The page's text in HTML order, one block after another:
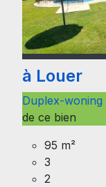
à Louer
Duplex-woning
de ce bien
95 m²
3
2